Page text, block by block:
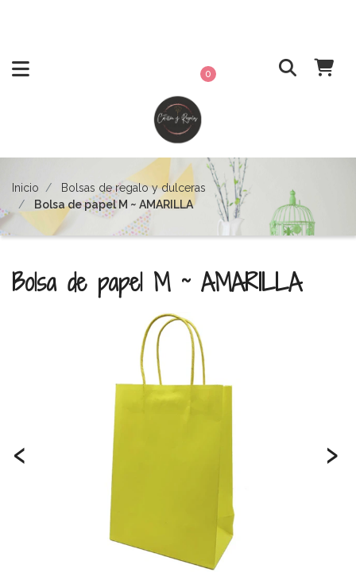
0
Inicio
Bolsas de regalo y dulceras
Bolsa de papel M ~ AMARILLA
Bolsa de papel M ~ AMARILLA
‹ ›